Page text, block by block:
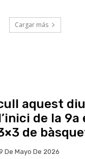
Cargar más